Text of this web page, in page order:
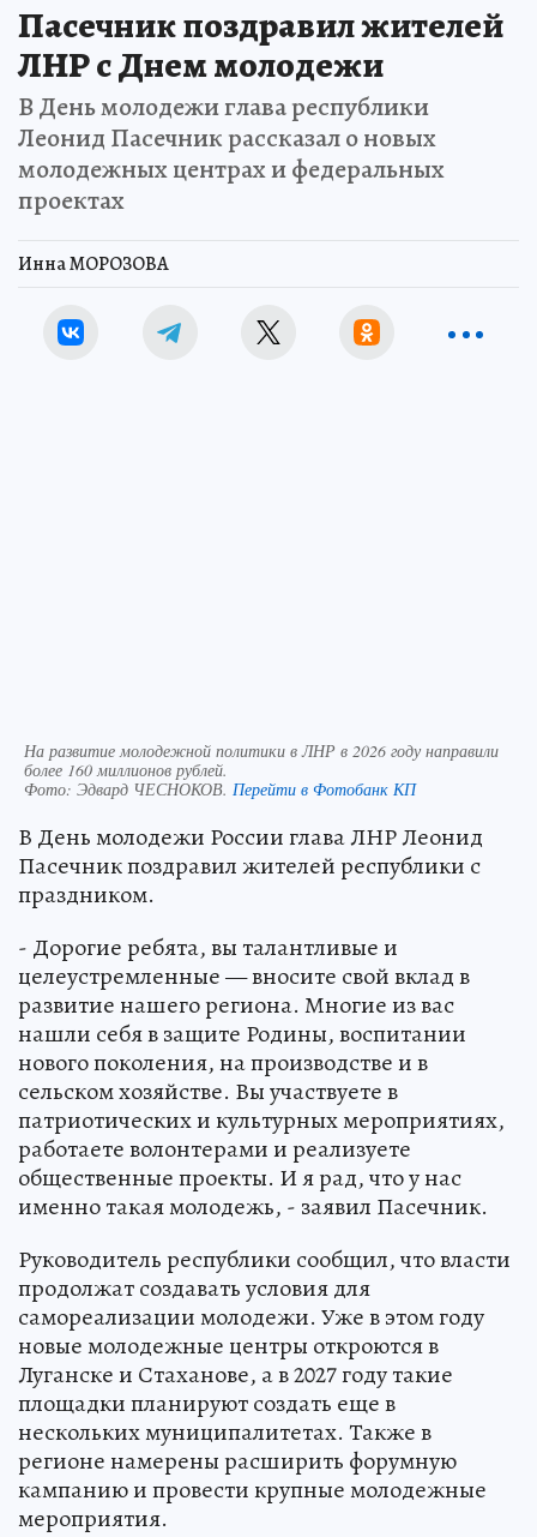
Пасечник поздравил жителей
ЛНР с Днем молодежи
В День молодежи глава республики
Леонид Пасечник рассказал о новых
молодежных центрах и федеральных
проектах
Инна МОРОЗОВА
На развитие молодежной политики в ЛНР в 2026 году направили
более 160 миллионов рублей.
Фото: Эдвард ЧЕСНОКОВ. Перейти в Фотобанк КП
В День молодежи России глава ЛНР Леонид
Пасечник поздравил жителей республики с
праздником.
- Дорогие ребята, вы талантливые и
целеустремленные — вносите свой вклад в
развитие нашего региона. Многие из вас
нашли себя в защите Родины, воспитании
нового поколения, на производстве и в
сельском хозяйстве. Вы участвуете в
патриотических и культурных мероприятиях,
работаете волонтерами и реализуете
общественные проекты. И я рад, что у нас
именно такая молодежь, - заявил Пасечник.
Руководитель республики сообщил, что власти
продолжат создавать условия для
самореализации молодежи. Уже в этом году
новые молодежные центры откроются в
Луганске и Стаханове, а в 2027 году такие
площадки планируют создать еще в
нескольких муниципалитетах. Также в
регионе намерены расширить форумную
кампанию и провести крупные молодежные
мероприятия.